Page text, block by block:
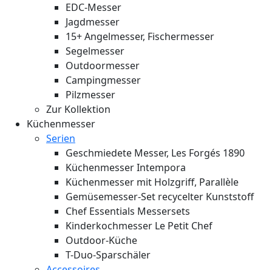
EDC-Messer
Jagdmesser
15+ Angelmesser, Fischermesser
Segelmesser
Outdoormesser
Campingmesser
Pilzmesser
Zur Kollektion
Küchenmesser
Serien
Geschmiedete Messer, Les Forgés 1890
Küchenmesser Intempora
Küchenmesser mit Holzgriff, Parallèle
Gemüsemesser-Set recycelter Kunststoff
Chef Essentials Messersets
Kinderkochmesser Le Petit Chef
Outdoor-Küche
T-Duo-Sparschäler